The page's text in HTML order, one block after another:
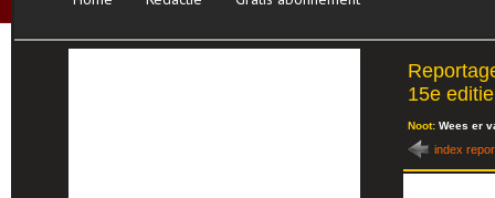
15e
Noot: Wees er
index